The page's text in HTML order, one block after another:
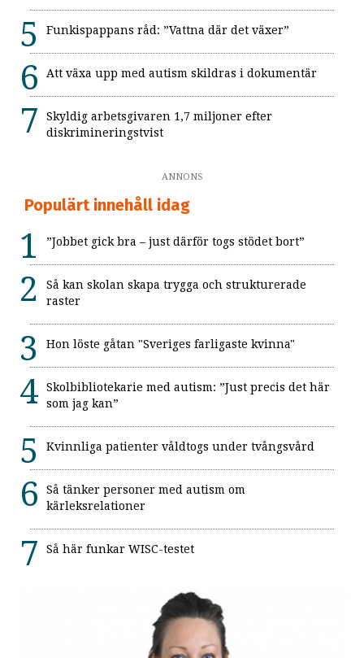
Funkispappans råd: ”Vattna där det växer”
Att växa upp med autism skildras i dokumentär
Skyldig arbetsgivaren 1,7 miljoner efter
diskrimineringstvist
ANNONS
Populärt innehåll idag
”Jobbet gick bra – just därför togs stödet bort”
Så kan skolan skapa trygga och strukturerade
raster
Hon löste gåtan "Sveriges farligaste kvinna"
Skolbibliotekarie med autism: ”Just precis det här
som jag kan”
Kvinnliga patienter våldtogs under tvångsvård
Så tänker personer med autism om
kärleksrelationer
Så här funkar WISC-testet